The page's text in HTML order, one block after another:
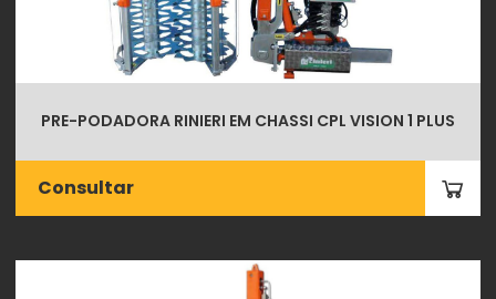
PRE-PODADORA RINIERI EM CHASSI CPL VISION 1 PLUS
Consultar